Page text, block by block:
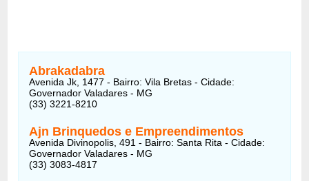
Abrakadabra
Avenida Jk, 1477 - Bairro: Vila Bretas - Cidade:
Governador Valadares - MG
(33) 3221-8210
Ajn Brinquedos e Empreendimentos
Avenida Divinopolis, 491 - Bairro: Santa Rita - Cidade:
Governador Valadares - MG
(33) 3083-4817